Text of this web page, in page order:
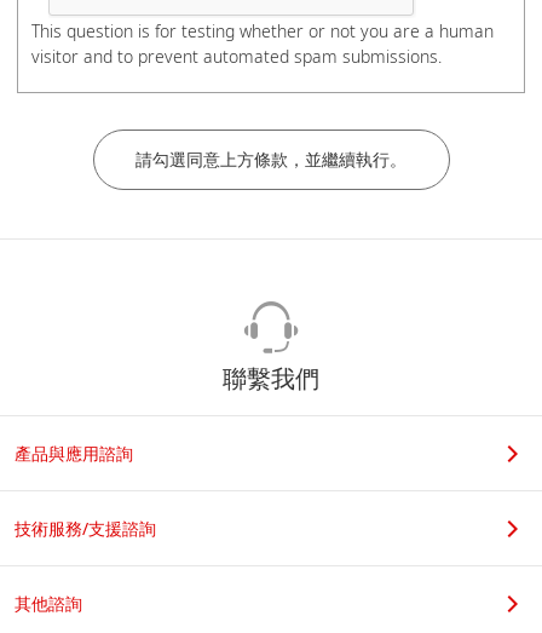
電話號碼
公司/學校名稱
若您是學生，請在科系名稱後加上實驗室教授姓名，謝謝。
職位
This question is for testing whether or not you are a human
visitor and to prevent automated spam submissions.
聯繫我們
產品與應用諮詢
技術服務/支援諮詢
其他諮詢